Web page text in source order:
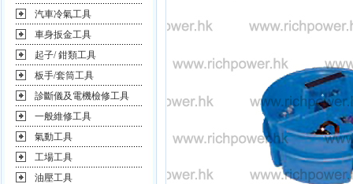
汽車冷氣工具
車身扳金工具
起子/ 鉗類工具
板手/套筒工具
診斷儀及電機檢修工具
一般維修工具
氣動工具
工場工具
油壓工具